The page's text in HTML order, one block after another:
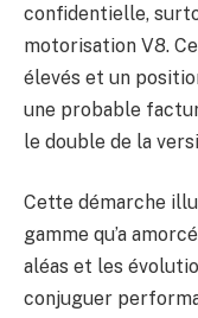
confidentielle,
motorisation V8.
élevés et un
une probable
le double de la
Cette démarche
gamme qu’a
aléas et les
conjuguer